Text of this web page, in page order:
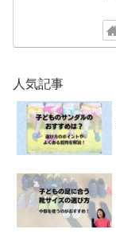
人気記事